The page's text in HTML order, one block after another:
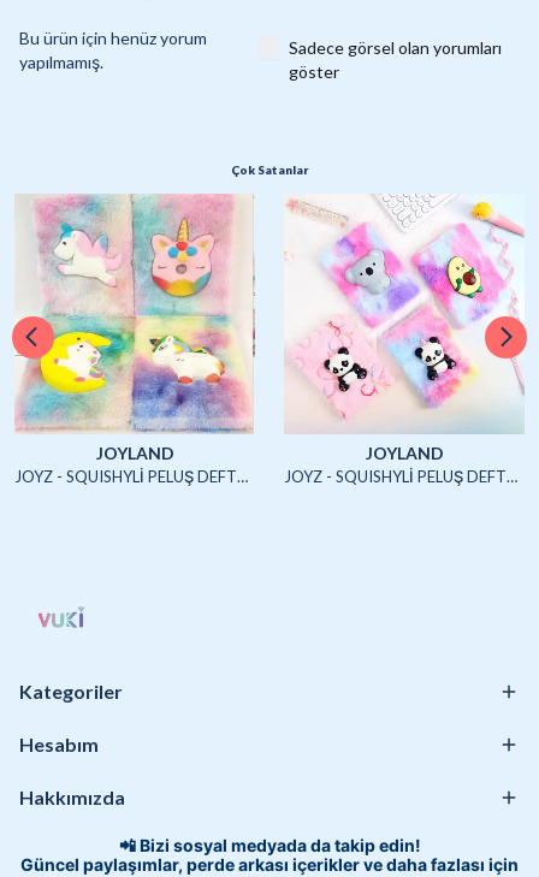
Bu ürün için henüz yorum
yapılmamış.
Sadece görsel olan yorumları
göster
Çok Satanlar
JOYLAND
JOYZ - SQUISHYLİ PELUŞ DEFTER A5 (UNICORN2)-4/S
JOYLAND
JOYZ - SQUISHYLİ PELUŞ DEFTER A5 (HAYVANLAR)-4/S
Kategoriler
Hesabım
Hakkımızda
📲 Bizi sosyal medyada da takip edin!
Güncel paylaşımlar, perde arkası içerikler ve daha fazlası için